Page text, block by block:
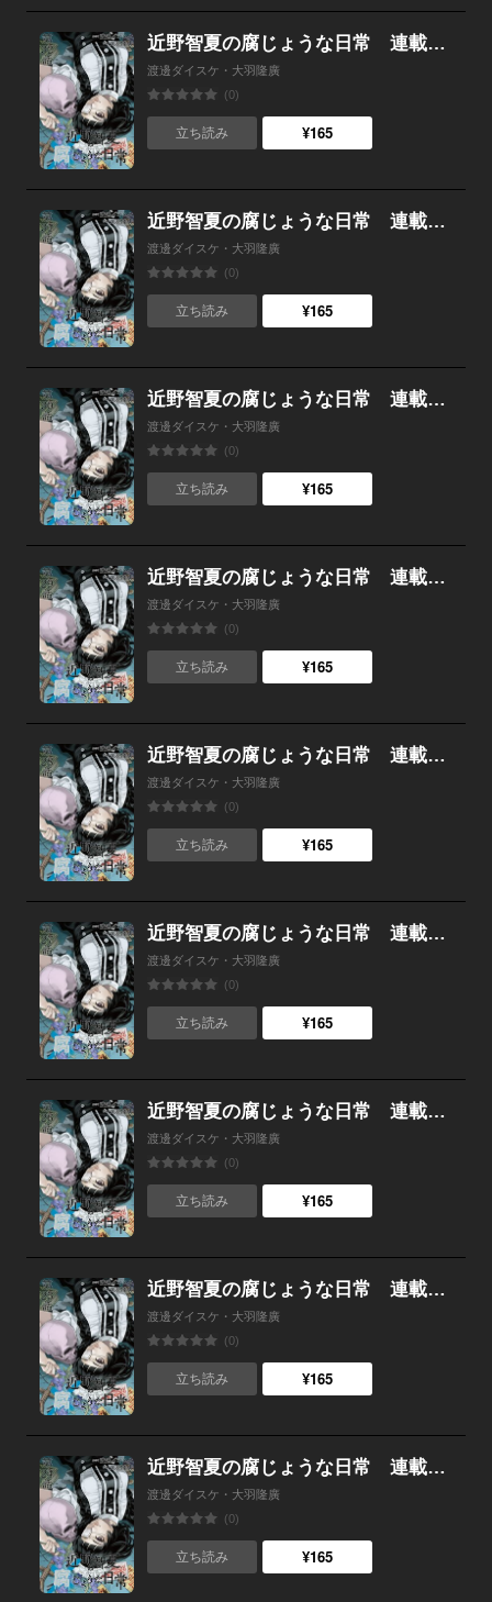
近野智夏の腐じょうな日常 連載版 第３２話 兄と弟
渡邊ダイスケ・大羽隆廣
(0)
立ち読み ¥165
近野智夏の腐じょうな日常 連載版 第３１話 専門家、登場
渡邊ダイスケ・大羽隆廣
(0)
立ち読み ¥165
近野智夏の腐じょうな日常 連載版 第３０話 ミツマタ様
渡邊ダイスケ・大羽隆廣
(0)
立ち読み ¥165
近野智夏の腐じょうな日常 連載版 第２９話 「三又」の謎
渡邊ダイスケ・大羽隆廣
(0)
立ち読み ¥165
近野智夏の腐じょうな日常 連載版 第２８話 最期の言葉
渡邊ダイスケ・大羽隆廣
(0)
立ち読み ¥165
近野智夏の腐じょうな日常 連載版 第２７話 親子の繋がり
渡邊ダイスケ・大羽隆廣
(0)
立ち読み ¥165
近野智夏の腐じょうな日常 連載版 第２６話 縁切り
渡邊ダイスケ・大羽隆廣
(0)
立ち読み ¥165
近野智夏の腐じょうな日常 連載版 第２５話 本物の「神の力」
渡邊ダイスケ・大羽隆廣
(0)
立ち読み ¥165
近野智夏の腐じょうな日常 連載版 第２４話 峰 不二夫
渡邊ダイスケ・大羽隆廣
(0)
立ち読み ¥165